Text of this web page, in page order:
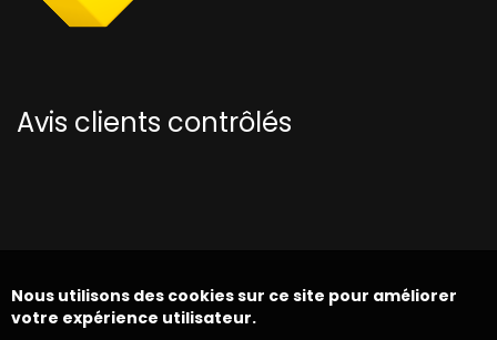
Avis clients contrôlés
Nous utilisons des cookies sur ce site pour améliorer
votre expérience utilisateur.